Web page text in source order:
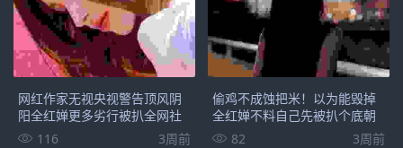
网红作家无视央视警告顶风阴
阳全红婵更多劣行被扒全网社
死 116 3周前
偷鸡不成蚀把米！以为能毁掉
全红婵不料自己先被扒个底朝
天 82 3周前